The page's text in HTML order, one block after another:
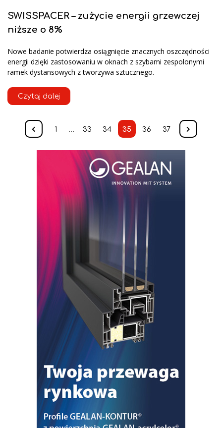
SWISSPACER – zużycie energii grzewczej
niższe o 8%
Nowe badanie potwierdza osiągnięcie znacznych oszczędności
energii dzięki zastosowaniu w oknach z szybami zespolonymi
ramek dystansowych z tworzywa sztucznego.
Czytaj dalej
1 … 33 34 35 36 37